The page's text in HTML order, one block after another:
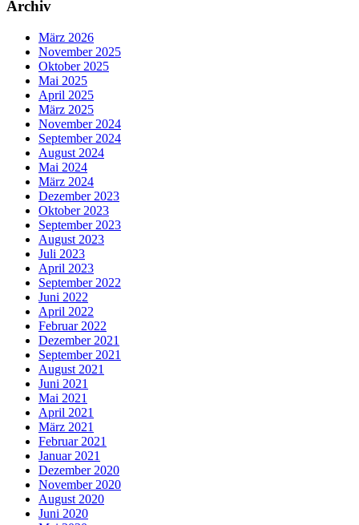
Archiv
März 2026
November 2025
Oktober 2025
Mai 2025
April 2025
März 2025
November 2024
September 2024
August 2024
Mai 2024
März 2024
Dezember 2023
Oktober 2023
September 2023
August 2023
Juli 2023
April 2023
September 2022
Juni 2022
April 2022
Februar 2022
Dezember 2021
September 2021
August 2021
Juni 2021
Mai 2021
April 2021
März 2021
Februar 2021
Januar 2021
Dezember 2020
November 2020
August 2020
Juni 2020